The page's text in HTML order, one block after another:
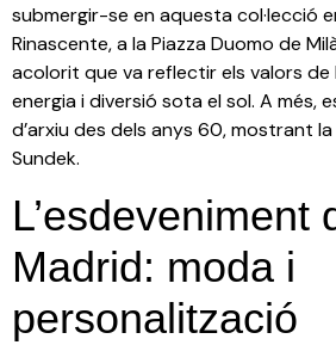
submergir-se en aquesta col·lecció
Rinascente, a la Piazza Duomo de
acolorit que va reflectir els valors de
energia i diversió sota el sol. A més,
d’arxiu des dels anys 60, mostrant
Sundek.
L’esdeveniment
Madrid: moda i
personalització